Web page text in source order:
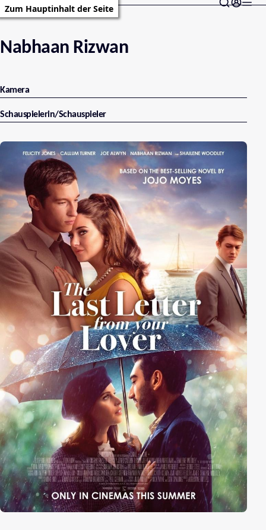
Zum Hauptinhalt der Seite
Nabhaan Rizwan
Kamera
Schauspielerin/Schauspieler